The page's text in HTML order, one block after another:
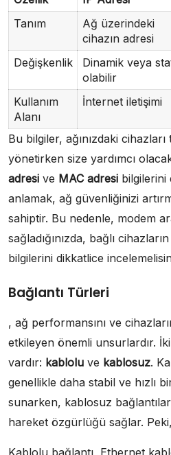
Tanım
Ağ üzerindeki
cihazın adresi
Değişkenlik
Dinamik veya
olabilir
Kullanım
Alanı
İnternet iletişimi
Bu bilgiler, ağınızdaki
yönetirken size yardımcı
adresi ve MAC adresi bilgilerini
anlamak, ağ güvenliğinizi
sahiptir. Bu nedenle, modem
sağladığınızda, bağlı cihazların
bilgilerini dikkatlice
Bağlantı Türleri
, ağ performansını ve
etkileyen önemli unsurlardır.
vardır: kablolu ve kablosuz.
genellikle daha stabil ve hızlı
sunarken, kablosuz
hareket özgürlüğü sağlar.